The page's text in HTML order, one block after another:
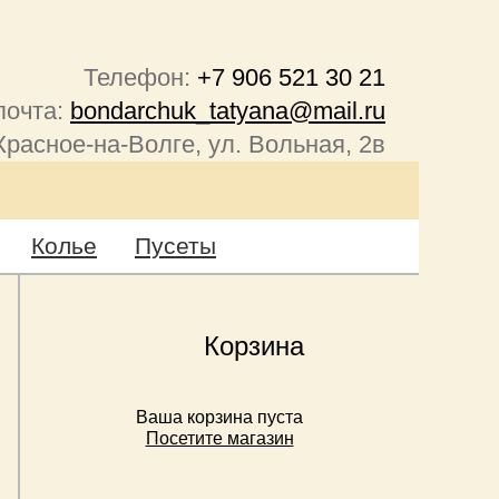
Телефон: +7 906 521 30 21
bondarchuk_tatyana@mail.ru
на-Волге, ул. Вольная, 2в
Колье Пусеты
Корзина
Ваша корзина пуста
Посетите магазин